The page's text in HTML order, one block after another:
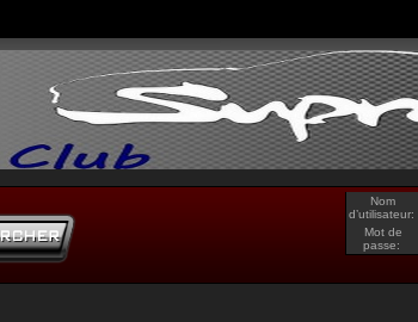
Nom
d’utilisateur:
Mot de
passe: